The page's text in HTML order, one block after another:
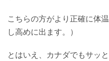
こちらの方がより正確に体
し高めに出ます。）
とはいえ、カナダでもサッ